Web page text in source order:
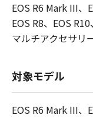
EOS R6 Mark III、
EOS R8、EOS
マルチアクセサリ
対象モデル
EOS R6 Mark III、